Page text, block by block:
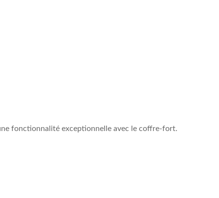
fonctionnalité exceptionnelle avec le coffre-fort.